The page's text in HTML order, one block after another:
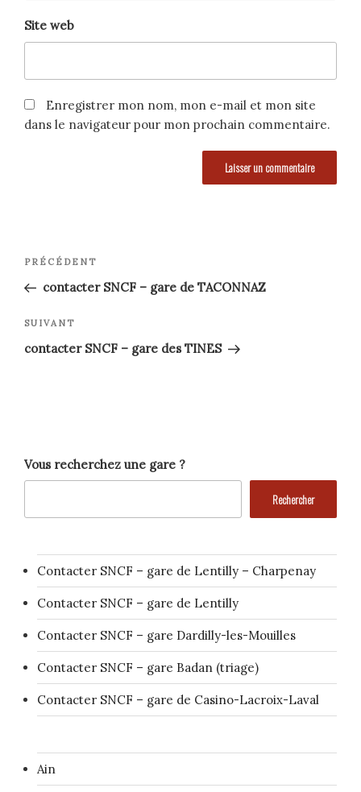
Site web
Enregistrer mon nom, mon e-mail et mon site
dans le navigateur pour mon prochain commentaire.
Navigation
de
l’article
Article
précédent
PRÉCÉDENT
contacter SNCF – gare de TACONNAZ
Article
suivant
SUIVANT
contacter SNCF – gare des TINES
Vous recherchez une gare ?
Rechercher
Contacter SNCF – gare de Lentilly – Charpenay
Contacter SNCF – gare de Lentilly
Contacter SNCF – gare Dardilly-les-Mouilles
Contacter SNCF – gare Badan (triage)
Contacter SNCF – gare de Casino-Lacroix-Laval
Ain